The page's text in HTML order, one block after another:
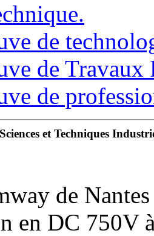
de
de
de
et Techniques
de Nantes
en DC 750V